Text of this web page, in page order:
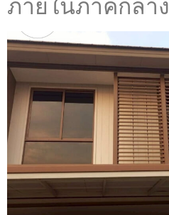
ภายในภาคกลาง